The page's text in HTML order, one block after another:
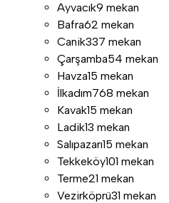
Ayvacık9 mekan
Bafra62 mekan
Canik337 mekan
Çarşamba54 mekan
Havza15 mekan
İlkadım768 mekan
Kavak15 mekan
Ladik13 mekan
Salıpazarı15 mekan
Tekkeköy101 mekan
Terme21 mekan
Vezirköprü31 mekan